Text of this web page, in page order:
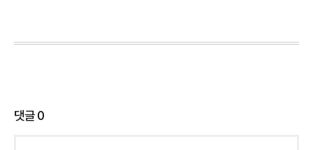
댓글0